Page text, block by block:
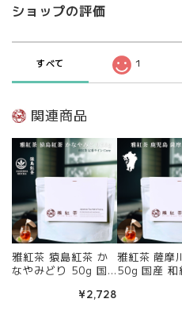
ショップの評価
すべて 1
関連商品
雅紅茶 猿島紅茶 か
なやみどり 50g 国
ティー ミルクティー
¥2,728
雅紅茶 薩摩
50g 国産 和
ティー向き